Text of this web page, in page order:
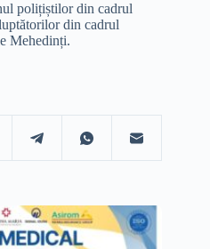
polițiștilor din cadrul
din cadrul
Mehedinți.